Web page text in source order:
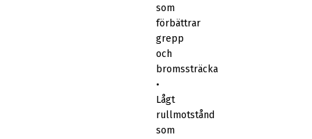
som
förbättrar
grepp
och
bromssträcka
•
Lågt
rullmotstånd
som